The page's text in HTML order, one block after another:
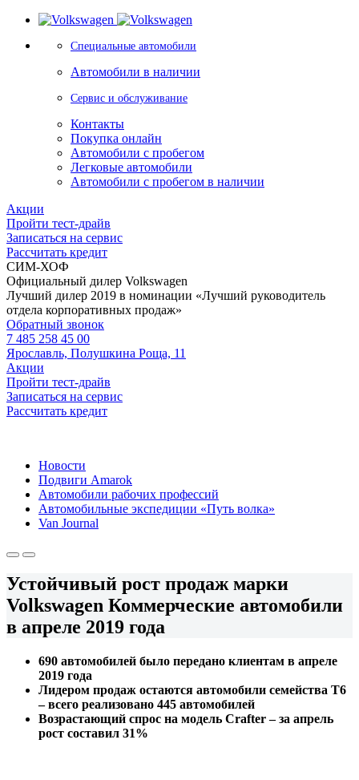
Специальные автомобили
Автомобили в наличии
Сервис и обслуживание
Контакты
Покупка онлайн
Автомобили с пробегом
Легковые автомобили
Автомобили с пробегом в наличии
Акции
Пройти тест-драйв
Записаться на сервис
Рассчитать кредит
СИМ-ХОФ
Официальный дилер Volkswagen
Лучший дилер 2019 в номинации «Лучший руководитель
отдела корпоративных продаж»
Обратный звонок
7 485 258 45 00
Ярославль, Полушкина Роща, 11
Акции
Пройти тест-драйв
Записаться на сервис
Рассчитать кредит
Новости
Подвиги Amarok
Автомобили рабочих профессий
Автомобильные экспедиции «Путь волка»
Van Journal
Устойчивый рост продаж марки
Volkswagen Коммерческие автомобили
в апреле 2019 года
690 автомобилей было передано клиентам в апреле
2019 года
Лидером продаж остаются автомобили семейства Т6
– всего реализовано 445 автомобилей
Возрастающий спрос на модель Crafter – за апрель
рост составил 31%